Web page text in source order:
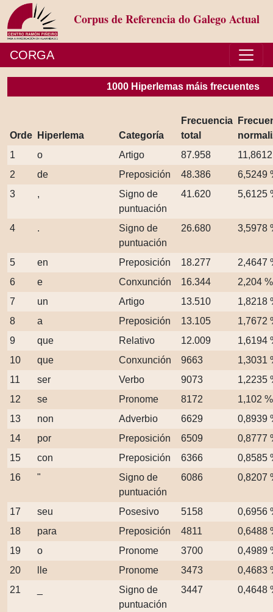
Corpus de Referencia do Galego Actual
CORGA
1000 Hiperlemas máis frecuentes
Orde Hiperlema Categoría
Frecuencia
total
1
o Artigo 87.958
2
de Preposición 48.386
6,5249
3
,
Signo de
puntuación
41.620 5,6125
4 .
Signo de
puntuación
26.680 3,5978
5 en Preposición 18.277
2,4647
6
e Conxunción 16.344
2,204 %
7
un Artigo 13.510
1,8218
8
a Preposición 13.105
1,7672
9
que Relativo 12.009
1,6194
10
que Conxunción 9663
1,3031
11
ser Verbo 9073
1,2235
12
se Pronome 8172
1,102 %
13
non Adverbio 6629
0,8939
14
por Preposición 6509
0,8777
15
con Preposición 6366
0,8585
16
"
Signo de
puntuación
6086 0,8207
17 seu Posesivo 5158
0,6956
18
para Preposición 4811
0,6488
19
o Pronome 3700
0,4989
20
lle Pronome 3473
0,4683
21
Signo de
puntuación
3447 0,4648